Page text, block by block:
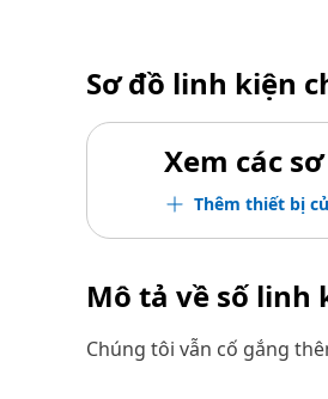
Sơ đồ linh kiện
Xem các
Thêm thiết bị
Mô tả về số linh
Chúng tôi vẫn cố gắng